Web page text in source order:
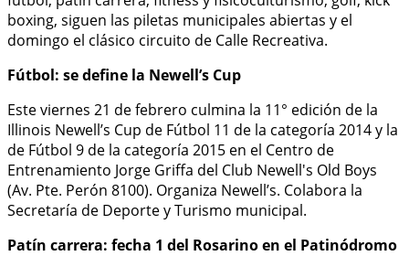
boxing, siguen las piletas municipales abiertas y el
domingo el clásico circuito de Calle Recreativa.
Fútbol: se define la Newell’s Cup
Este viernes 21 de febrero culmina la 11° edición de la
Illinois Newell’s Cup de Fútbol 11 de la categoría 2014 y la
de Fútbol 9 de la categoría 2015 en el Centro de
Entrenamiento Jorge Griffa del Club Newell's Old Boys
(Av. Pte. Perón 8100). Organiza Newell’s. Colabora la
Secretaría de Deporte y Turismo municipal.
Patín carrera: fecha 1 del Rosarino en el Patinódromo